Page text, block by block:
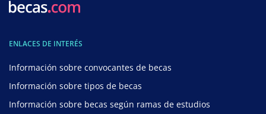
ENLACES DE INTERÉS
Información sobre convocantes de becas
Información sobre tipos de becas
Información sobre becas según ramas de estudios